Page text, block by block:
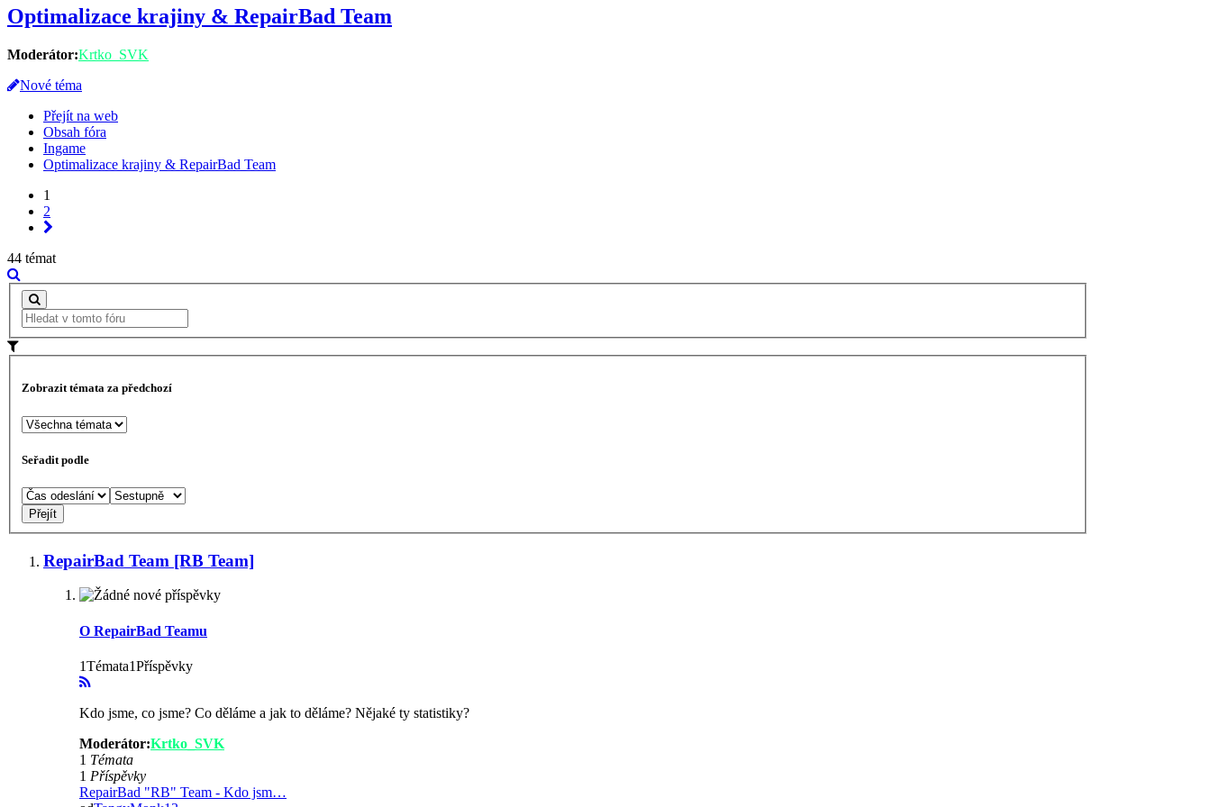
Optimalizace krajiny & RepairBad Team
Moderátor:Krtko_SVK
Nové téma
Přejít na web
Obsah fóra
Ingame
Optimalizace krajiny & RepairBad Team
1
2
44 témat
Zobrazit témata za předchozí
Seřadit podle
RepairBad Team [RB Team]
O RepairBad Teamu
1Témata1Příspěvky
Kdo jsme, co jsme? Co děláme a jak to děláme? Nějaké ty statistiky?
Moderátor:Krtko_SVK
1 Témata
1 Příspěvky
RepairBad "RB" Team - Kdo jsm…